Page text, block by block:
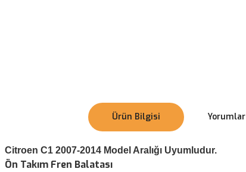
Ürün Bilgisi Yorumlar
Citroen C1 2007-2014 Model Aralığı Uyumludur.
Ön Takım Fren Balatası